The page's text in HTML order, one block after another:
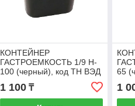
КОНТЕЙНЕР
ГАСТРОЕМКОСТЬ 1/9 H-
100 (черный), код ТН ВЭД
3923100000
1 100₸
65
1